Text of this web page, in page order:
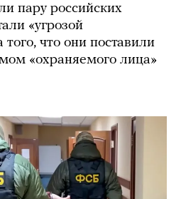
пару российских
«угрозой
того, что они поставили
«охраняемого лица»